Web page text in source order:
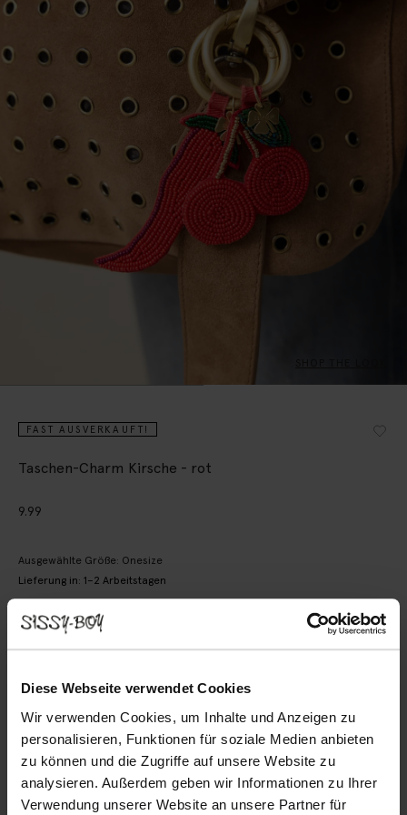
Diese Webseite verwendet Cookies
Wir verwenden Cookies, um Inhalte und Anzeigen zu
personalisieren, Funktionen für soziale Medien anbieten
zu können und die Zugriffe auf unsere Website zu
analysieren. Außerdem geben wir Informationen zu Ihrer
Verwendung unserer Website an unsere Partner für
FAST AUSVERKAUFT!
Taschen-Charm Kirsche - rot
9.99
Ausgewählte Größe: Onesize
Lieferung in: 1–2 Arbeitstagen
Rechnungskauf möglich
14 Tage Bedenkzeit
BESCHREIBUNG
Roter Taschen-Charm der Marke Sissy-Boy. Der Anhänger